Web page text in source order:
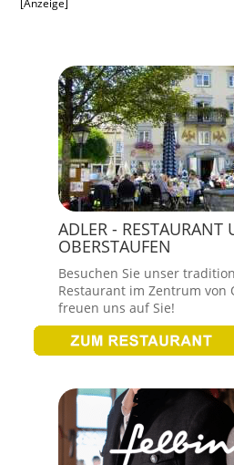
[Anzeige]
ADLER - RESTAURANT
OBERSTAUFEN
Besuchen Sie unser
Restaurant im Zentrum von
freuen uns auf Sie!